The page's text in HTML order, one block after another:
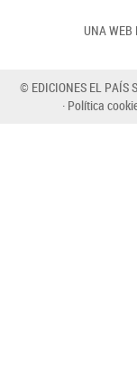
UNA WEB
© EDICIONES EL PAÍS
Política